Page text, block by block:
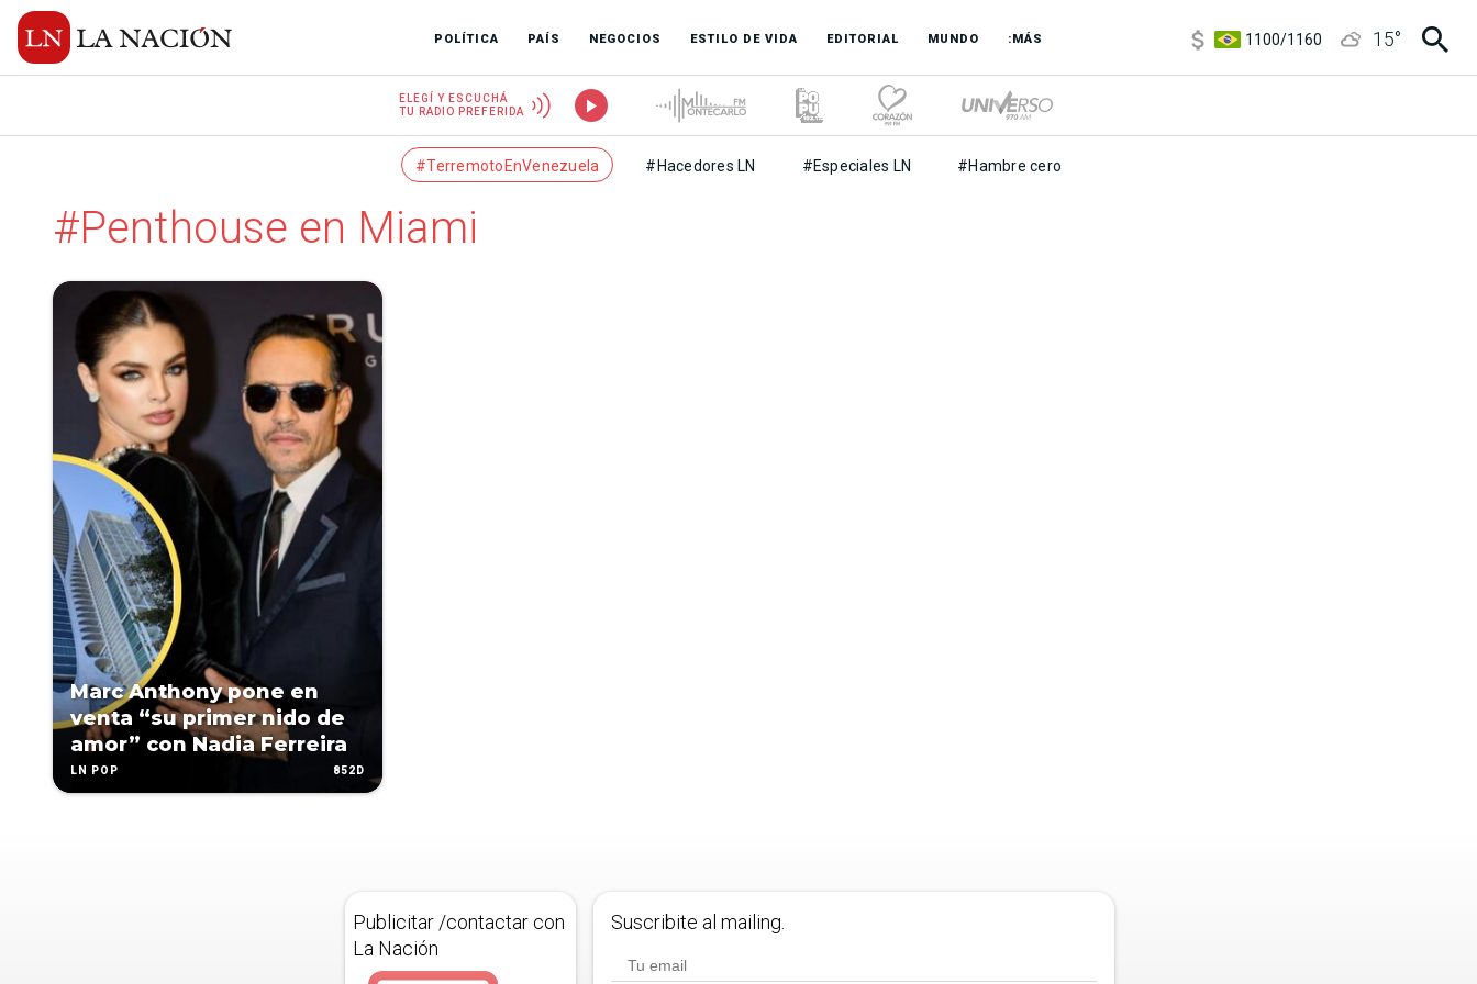
POLÍTICA PAÍS NEGOCIOS ESTILO DE VIDA EDITORIAL MUNDO :MÁS
1100/1160
15°
ELEGÍ Y ESCUCHÁ
TU RADIO PREFERIDA
#TerremotoEnVenezuela #Hacedores LN #Especiales LN #Hambre cero
#Penthouse en Miami
Marc Anthony pone en
venta “su primer nido de
amor” con Nadia Ferreira
LN POP 852D
Publicitar /contactar con
La Nación
Suscribite al mailing.